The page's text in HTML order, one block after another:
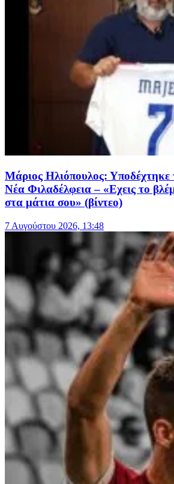
Μάριος Ηλιόπουλος:
Νέα Φιλαδέλφεια – «Εχεις το
στα μάτια σου» (βίντεο)
7 Αυγούστου 2026, 13:48